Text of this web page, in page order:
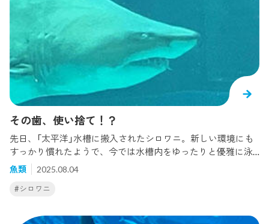
すね、、？こちらはヤイトハタで、シロワニと同じく｢太平
洋｣水槽の生きものです。この魚も水槽の端っこでジッとして
いることが多く、正面のお顔を捉えやすい魚ではあります
が、こんなにも下から覗き込んでいる姿はレアです。 続いて
はこちら。 ｢瀬戸内海｣水槽よりホウボウです。翼のような形
をもった胸びれが特徴的で、胸びれの一部が変化した3対の胸
びれ（胸鰭遊離条）でよちよちと歩くように移動する魚です。
ジッとこちらを見つめる顔は、何か言いたそうに見えますね
（笑） 最後がこちら。 お、怒ってる？？ ｢北極圏｣のツノガレイ
です。目の後ろにあるツノ状の骨質突起が特徴的で、普段は
砂の下に潜りジッとしていることが多いのですが、この時は
珍しく砂から出ており、ムッとした口をしてこちらを見てい
ました（笑）個人的には顔を正面から見られる機会は少ないの
で、捉えられて嬉しかったです。 皆さんも生きものを見てい
る時に視線を感じたら振り返ってみてください。私たち飼育
かもしれません。
その歯、使い捨て！？
先日、「太平洋」水槽に搬入されたシロワニ。新しい環境にも
すっかり慣れたようで、今では水槽内をゆったりと優雅に泳
ぐ姿や、大きな歯をむき出しにしてエサを食べる様子をご覧
いただけます。 そんなシロワニを観察していたところ、口の
端から、いつもとは違う位置に歯が見えているのを発見しま
ころなのです。サメの仲間は、顎の内側にもたくさんの歯が
魚類 2025.08.04
#シロワニ